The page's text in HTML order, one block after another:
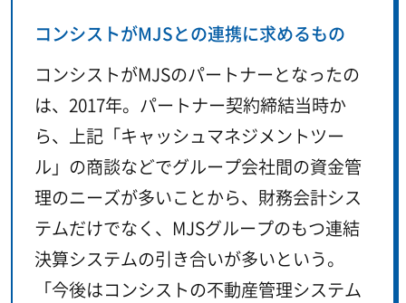
コンシストがMJSとの連携に求めるもの
コンシストがMJSのパートナーとなったの
は、2017年。パートナー契約締結当時か
ら、上記「キャッシュマネジメントツー
ル」の商談などでグループ会社間の資金管
理のニーズが多いことから、財務会計シス
テムだけでなく、MJSグループのもつ連結
決算システムの引き合いが多いという。
「今後はコンシストの不動産管理システム